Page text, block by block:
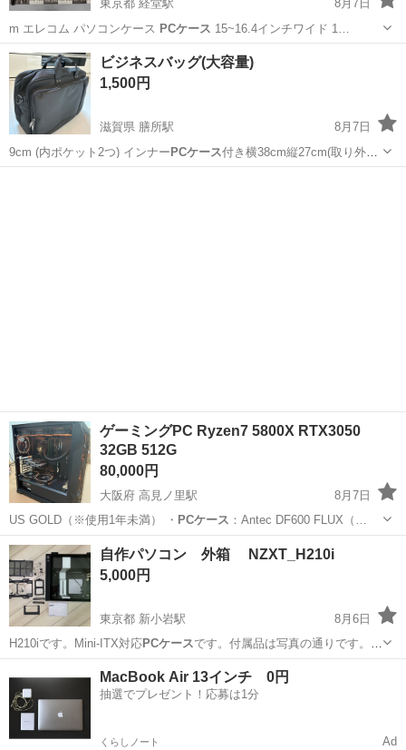
東京都 経堂駅
8月7日
m エレコム パソコンケース PCケース 15~16.4インチワイド 1…
東京 世田谷区 経堂駅 その他 macbook pro
ビジネスバッグ(大容量)
1,500円
滋賀県 膳所駅
8月7日
9cm (内ポケット2つ) インナーPCケース付き横38cm縦27cm(取り外し
可…
ゲーミングPC Ryzen7 5800X RTX3050
32GB 512G
80,000円
大阪府 高見ノ里駅
8月7日
US GOLD（※使用1年未満） ・ PCケース ：Antec DF600 FLUX（…
大阪 堺市 高見ノ里駅 デスクトップパソコン
自作パソコン 外箱 NZXT_H210i
5,000円
東京都 新小岩駅
8月6日
H210iです。Mini-ITX対応PCケースです。付属品は写真の通りです。ネ
ジ欠…
葛飾区 新小岩駅 PCパーツ
MacBook Air 13インチ 0円
抽選でプレゼント！応募は1分
くらしノート Ad